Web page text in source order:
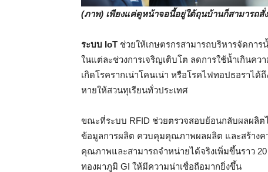
(ภาพ) เพียงแค่ดูหน้าจอนี้อยู่ใต้ถุนบ้านก็สามารถสั่
ระบบ IoT ช่วยให้เกษตรกรสามารถบริหารจัดกา
ในแต่ละช่วงการเจริญเติบโต ลดการใช้น้ำเกินค
เกิดโรครากเน่าโคนเน่า หรือโรคไฟทอปธอราได้
หายให้สวนทุเรียนทั่วประเทศ
ขณะที่ระบบ RFID ช่วยตรวจสอบย้อนกลับผลผลิ
ข้อมูลการผลิต ควบคุมคุณภาพผลผลิต และสร้าง
คุณภาพและสามารถจำหน่ายได้จริงเพิ่มขึ้นราว
ทองผาภูมิ GI ให้มีความน่าเชื่อถือมากยิ่งขึ้น